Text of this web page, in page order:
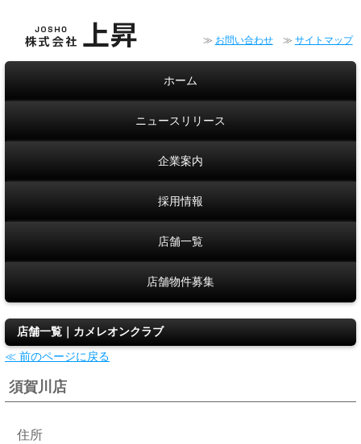
≫ お問い合わせ≫ サイトマップ
ホーム
ニュースリリース
企業案内
採用情報
店舗一覧
店舗物件募集
店舗一覧｜カメレオンクラブ
≪ 前のページに戻る
須賀川店
住所